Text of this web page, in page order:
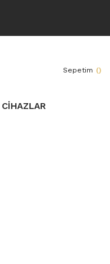
Sepetim ()